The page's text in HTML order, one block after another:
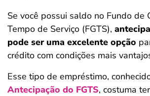
Se você possui saldo no Fundo de
Tempo de Serviço (FGTS),
pode ser uma excelente opção
crédito com condições mais
Esse tipo de empréstimo,
Antecipação do FGTS, costuma